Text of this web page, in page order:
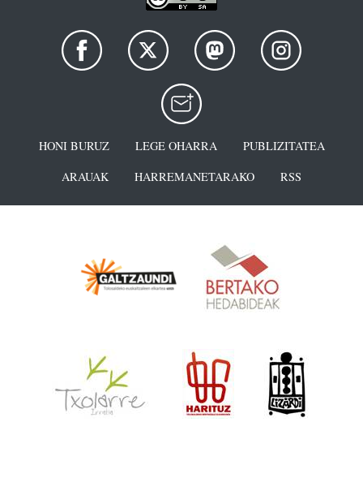
HONI BURUZ LEGE OHARRA
PUBLIZITATEA
ARAUAK
HARREMANETARAKO RSS